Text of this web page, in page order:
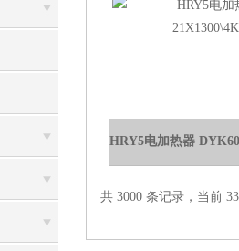
共 3000 条记录，当前